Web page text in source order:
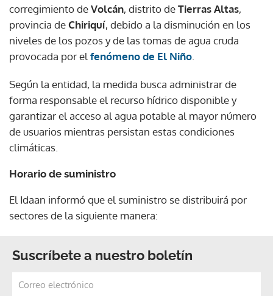
corregimiento deVolcán, distrito deTierras Altas,
provincia deChiriquí, debido a la disminución en los
niveles de los pozos y de las tomas de agua cruda
provocada por el fenómeno de El Niño
Según la entidad, la medida busca administrar de
forma responsable el recurso hídrico disponible y
garantizar el acceso al agua potable al mayor número
de usuarios mientras persistan estas condiciones
climáticas.
Horario de suministro
El Idaan informó que el suministro se distribuirá por
sectores de la siguiente manera:
Suscríbete a nuestro boletín